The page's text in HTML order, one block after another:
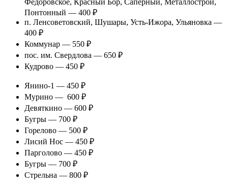
Понтонный — 400 ₽
п. Ленсоветовский, Шушары, Усть-Ижора, Ульяновка —
400 ₽
Коммунар — 550 ₽
пос. им. Свердлова — 650 ₽
Кудрово — 450 ₽
Янино-1 — 450 ₽
Мурино — 600 ₽
Девяткино — 600 ₽
Бугры — 700 ₽
Горелово — 500 ₽
Лисий Нос — 450 ₽
Парголово — 450 ₽
Бугры — 700 ₽
Стрельна — 800 ₽